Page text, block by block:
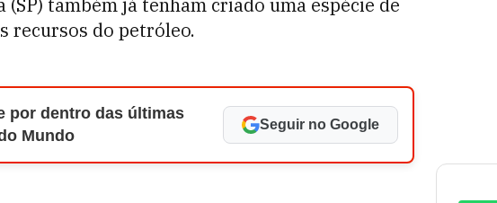
também já tenham criado uma espécie de
recursos do petróleo.
por dentro das últimas
Mundo
Seguir no Google